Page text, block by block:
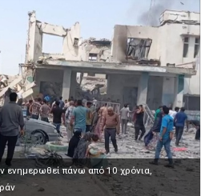
ενημερωθεί πάνω από 10 χρόνια,